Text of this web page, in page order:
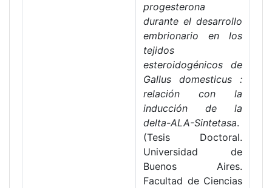
progesterona
durante el desarrollo
embrionario en los
tejidos
esteroidogénicos de
Gallus domesticus :
relación con la
inducción de la
delta-ALA-Sintetasa.
(Tesis Doctoral.
Universidad de
Buenos Aires.
Facultad de Ciencias